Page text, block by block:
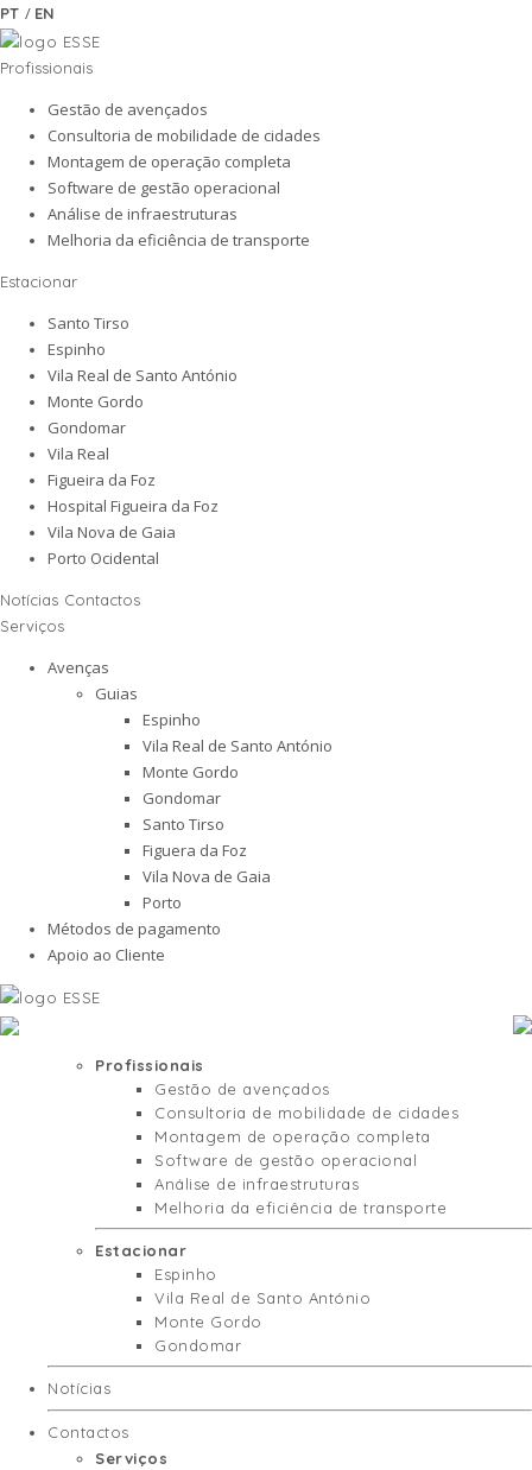
PT / EN
Profissionais
Gestão de avençados
Consultoria de mobilidade de cidades
Montagem de operação completa
Software de gestão operacional
Análise de infraestruturas
Melhoria da eficiência de transporte
Estacionar
Santo Tirso
Espinho
Vila Real de Santo António
Monte Gordo
Gondomar
Vila Real
Figueira da Foz
Hospital Figueira da Foz
Vila Nova de Gaia
Porto Ocidental
Notícias Contactos
Serviços
Avenças
Guias
Espinho
Vila Real de Santo António
Monte Gordo
Gondomar
Santo Tirso
Figuera da Foz
Vila Nova de Gaia
Porto
Métodos de pagamento
Apoio ao Cliente
Profissionais
Gestão de avençados
Consultoria de mobilidade de cidades
Montagem de operação completa
Software de gestão operacional
Análise de infraestruturas
Melhoria da eficiência de transporte
Estacionar
Espinho
Vila Real de Santo António
Monte Gordo
Gondomar
Notícias
Contactos
Serviços